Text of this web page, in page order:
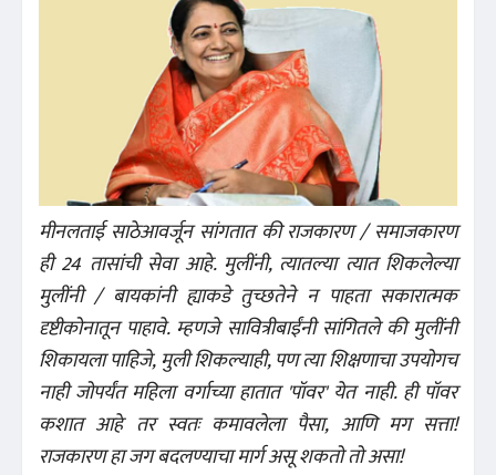
मीनलताई साठेआवर्जून सांगतात की राजकारण / समाजकारण
ही 24 तासांची सेवा आहे. मुलींनी, त्यातल्या त्यात शिकलेल्या
मुलींनी / बायकांनी ह्याकडे तुच्छतेने न पाहता सकारात्मक
दृष्टीकोनातून पाहावे. म्हणजे सावित्रीबाईंनी सांगितले की मुलींनी
शिकायला पाहिजे, मुली शिकल्याही, पण त्या शिक्षणाचा उपयोगच
नाही जोपर्यंत महिला वर्गाच्या हातात 'पॉवर' येत नाही. ही पॉवर
कशात आहे तर स्वतः कमावलेला पैसा, आणि मग सत्ता!
राजकारण हा जग बदलण्याचा मार्ग असू शकतो तो असा!